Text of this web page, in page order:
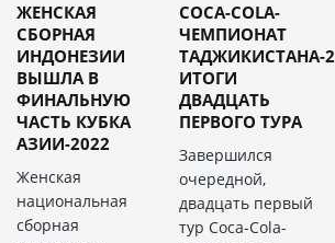
ЖЕНСКАЯ
СБОРНАЯ
ИНДОНЕЗИИ
ВЫШЛА В
ФИНАЛЬНУЮ
ЧАСТЬ КУБКА
АЗИИ-2022
Женская
национальная
сборная
COCA-COLA-
ЧЕМПИОНАТ
ТАДЖИКИСТАНА-
ИТОГИ
ДВАДЦАТЬ
ПЕРВОГО ТУРА
Завершился
очередной,
двадцать первый
тур Coca-Cola-